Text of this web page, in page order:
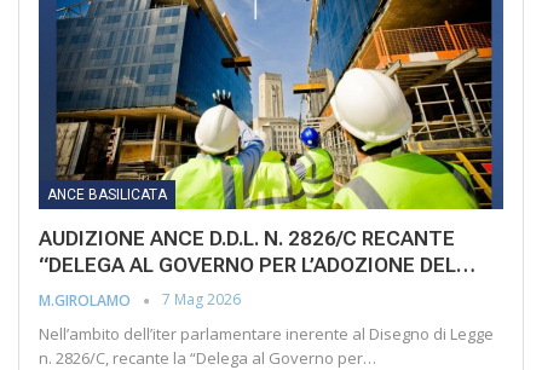
ANCE BASILICATA
AUDIZIONE ANCE D.D.L. N. 2826/C RECANTE
“DELEGA AL GOVERNO PER L’ADOZIONE DEL…
M.GIROLAMO 7 Mag 2026
Nell’ambito dell’iter parlamentare inerente al Disegno di Legge
n. 2826/C, recante la “Delega al Governo per…